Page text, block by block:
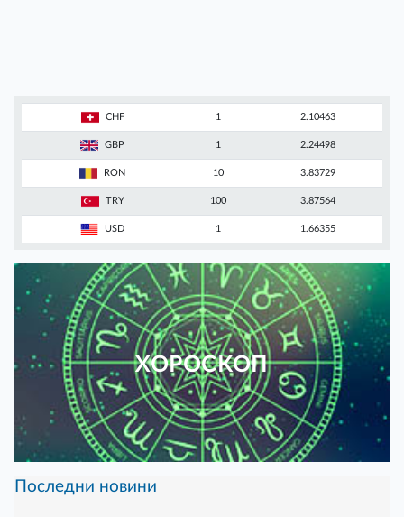
CHF 1 2.10463
GBP 1 2.24498
RON 10 3.83729
TRY 100 3.87564
USD 1 1.66355
ХОРОСКОП
Последни новини